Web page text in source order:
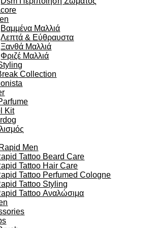
Βαμμένα Μαλλιά
Λεπτά & Εύθραυστα
Ξανθά Μαλλιά
Φριζέ Μαλλιά
Collection
Kit
Men
Tattoo Beard Care
Tattoo Hair Care
Tattoo Perfumed Cologne
Tattoo Styling
Tattoo Αναλώσιμα